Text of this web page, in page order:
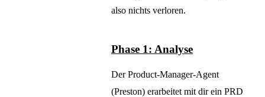
also nichts verloren.
Phase 1: Analyse
Der Product-Manager-Agent
(Preston) erarbeitet mit dir ein PRD